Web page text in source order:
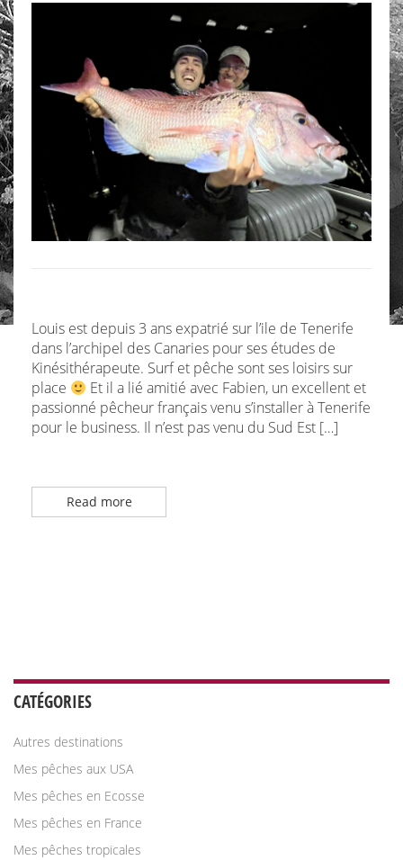
Louis est depuis 3 ans expatrié sur l’ile de Tenerife
dans l’archipel des Canaries pour ses études de
Kinésithérapeute. Surf et pêche sont ses loisirs sur
place
Et il a lié amitié avec Fabien, un excellent et
passionné pêcheur français venu s’installer à Tenerife
pour le business. Il n’est pas venu du Sud Est […]
Read more
CATÉGORIES
Autres destinations
Mes pêches aux USA
Mes pêches en Ecosse
Mes pêches en France
Mes pêches tropicales